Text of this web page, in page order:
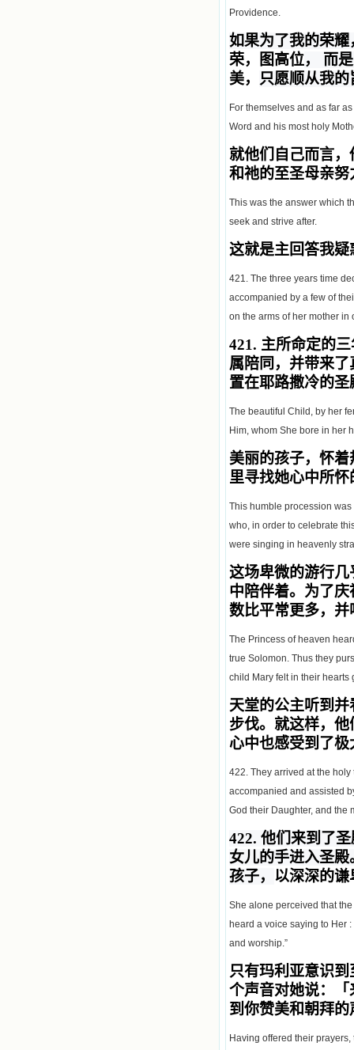
Providence.
如果为了我的荣
荣，图高位，
而
美， 只愿顺从我的
For themselves and as far
Word and his most holy
就他们自己而言
和祂的至圣母亲
This was the answer which
seek and strive after.
这就是主回答我
421. The three years time
accompanied by a few of
on the arms of her mother
421. 主所命定的
属陪同，并带来
置在耶路撒冷的圣
The beautiful Child, by her
Him, whom She bore in her
美丽的孩子，怀
里寻找她心中所怀
This humble procession
who, in order to celebrate
were singing in heavenly
这场卑微的游行
中陪伴着。为了
数比平常更多，
The Princess of heaven
true Solomon. Thus they
child Mary felt in their hearts
天堂的公主听到
步伐。就这样，
心中也感受到了
422. They arrived at the
accompanied and assisted
God their Daughter, and the
422. 他们来到了
女儿的手进入圣
孩子， 以深深的
She alone perceived that
heard a voice saying to Her
and worship.”
只有玛利亚意识
个声音对她说：
到你赞美和朝拜
Having offered their